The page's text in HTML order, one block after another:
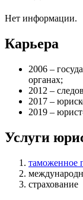
Нет информации.
Карьера
2006 –
органах;
2012 –
2017 –
2019 –
Услуги
таможенное
страхование